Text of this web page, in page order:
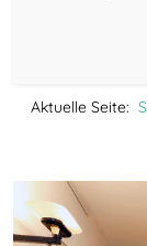
Aktuelle Seite: